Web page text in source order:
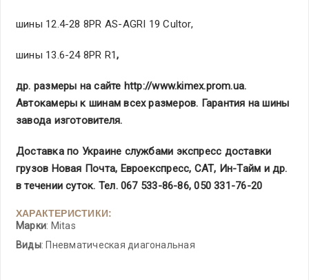
шины 12.4-28 8PR AS-AGRI 19 Cultor,
шины 13.6-24 8PR R1,
др. размеры на сайте http://www.kimex.prom.ua.
Автокамеры к шинам всех размеров. Гарантия на шины
завода изготовителя.
Доставка по Украине службами экспресс доставки
грузов Новая Почта, Евроекспресс, САТ, Ин-Тайм и др.
в течении суток. Тел. 067 533-86-86, 050 331-76-20
ХАРАКТЕРИСТИКИ:
Марки: Mitas
Виды: Пневматическая диагональная